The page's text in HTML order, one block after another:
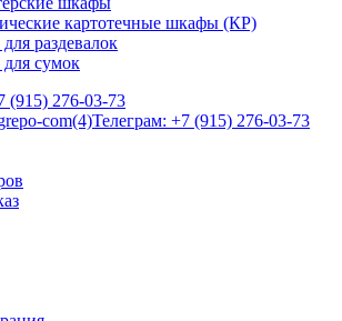
картотечные шкафы (КР)
раздевалок
сумок
(915) 276-03-73
Телеграм: +7 (915) 276-03-73